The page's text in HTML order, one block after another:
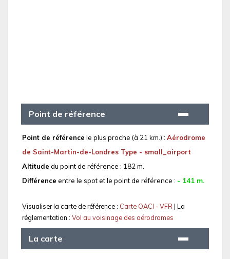
Point de référence
Point de référence le plus proche (à 21 km.) : Aérodrome
de Saint-Martin-de-Londres Type - small_airport
Altitude du point de référence : 182 m.
Différence entre le spot et le point de référence : - 141 m.
Visualiser la carte de référence : Carte OACI - VFR| La
réglementation : Vol au voisinage des aérodromes
La carte